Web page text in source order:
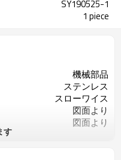
SY190525-1
1 piece
機械部品
ステンレス
スローワイス
図面より
図面より
す